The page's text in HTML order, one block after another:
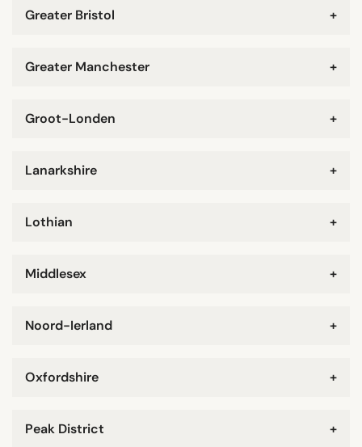
+
Greater Bristol
+
Greater Manchester
+
Groot-Londen
+
Lanarkshire
+
Lothian
+
Middlesex
+
Noord-Ierland
+
Oxfordshire
+
Peak District